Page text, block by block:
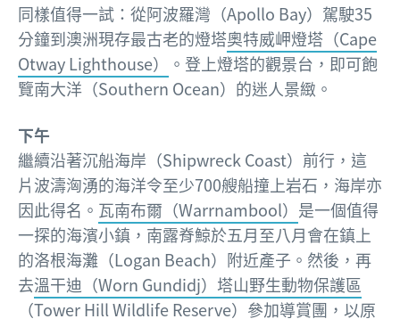
同樣值得一試：從阿波羅灣（Apollo Bay）駕駛35
分鐘到澳洲現存最古老的燈塔奧特威岬燈塔（Cape
Otway Lighthouse）
。登上燈塔的觀景台，即可飽
覽南大洋（Southern Ocean）的迷人景緻。
下午
繼續沿著沉船海岸（Shipwreck Coast）前行，這
片波濤洶湧的海洋令至少700艘船撞上岩石，海岸亦
因此得名。 瓦南布爾（Warrnambool） 是一個值得
一探的海濱小鎮，南露脊鯨於五月至八月會在鎮上
的洛根海灘（Logan Beach）附近產子。然後，再
去溫干迪（Worn Gundidj）塔山野生動物保護區
（Tower Hill Wildlife Reserve） 參加導賞團，以原